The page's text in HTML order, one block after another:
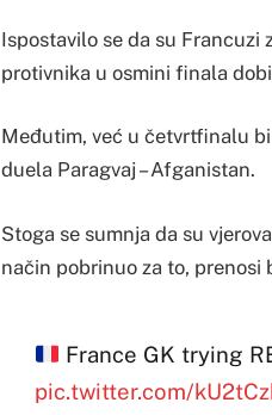
Ispostavilo se da su Francuzi
protivnika u osmini finala
Međutim, već u četvrtfinalu
duela Paragvaj – Afganistan.
Stoga se sumnja da su
način pobrinuo za to, prenosi
France GK trying
pic.twitter.com/